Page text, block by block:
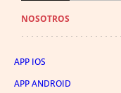
NOSOTROS
APP IOS
APP ANDROID